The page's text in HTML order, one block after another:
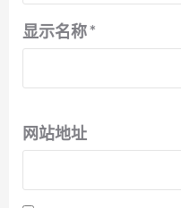
显示名称*
网站地址